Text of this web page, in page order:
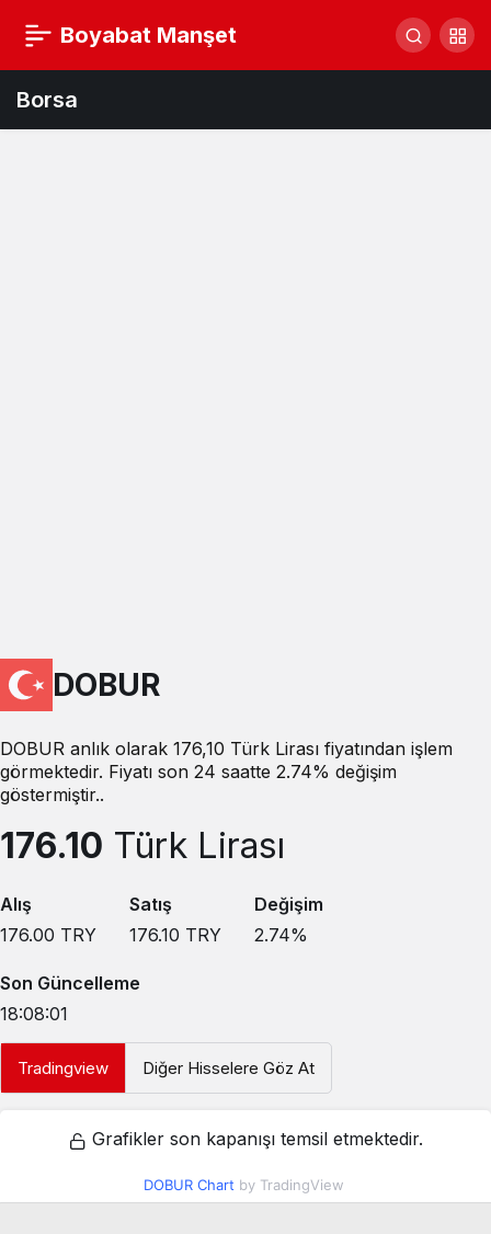
Boyabat Manşet
Borsa
DOBUR
DOBUR anlık olarak 176,10 Türk Lirası fiyatından işlem
görmektedir. Fiyatı son 24 saatte 2.74% değişim
göstermiştir..
176.10 Türk Lirası
Alış
176.00 TRY
Satış
176.10 TRY
Değişim
2.74%
Son Güncelleme
18:08:01
Tradingview Diğer Hisselere Göz At
Grafikler son kapanışı temsil etmektedir.
DOBUR Chart by TradingView